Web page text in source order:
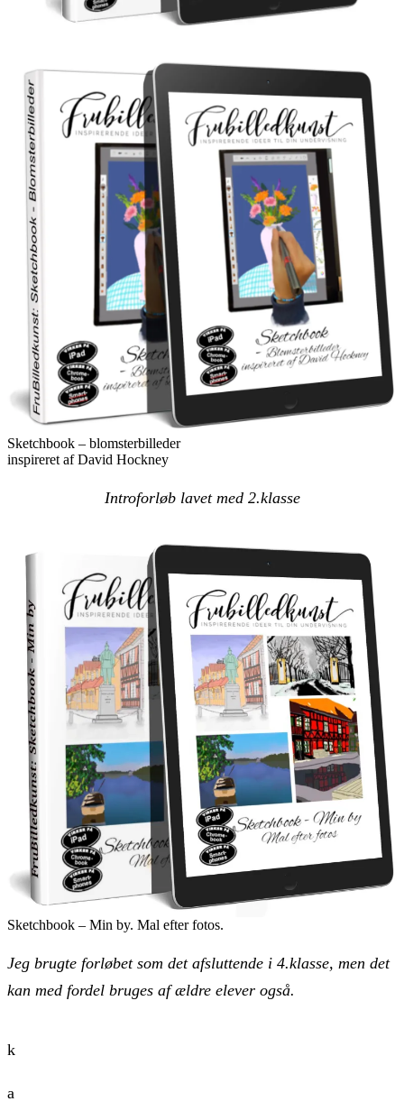
Sketchbook – blomsterbilleder
inspireret af David Hockney
Introforløb lavet med 2.klasse
Sketchbook – Min by. Mal efter fotos.
Jeg brugte forløbet som det afsluttende i 4.klasse, men det
kan med fordel bruges af ældre elever også.
k
a